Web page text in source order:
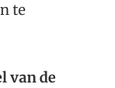
te
van de